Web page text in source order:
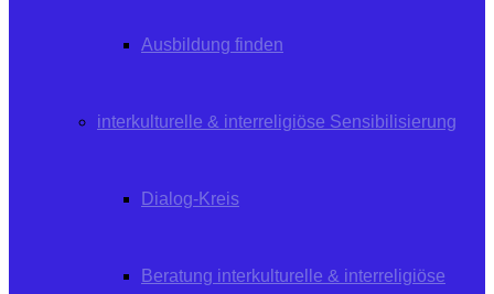
Ausbildung finden
interkulturelle & interreligiöse Sensibilisierung
Dialog-Kreis
Beratung interkulturelle & interreligiöse